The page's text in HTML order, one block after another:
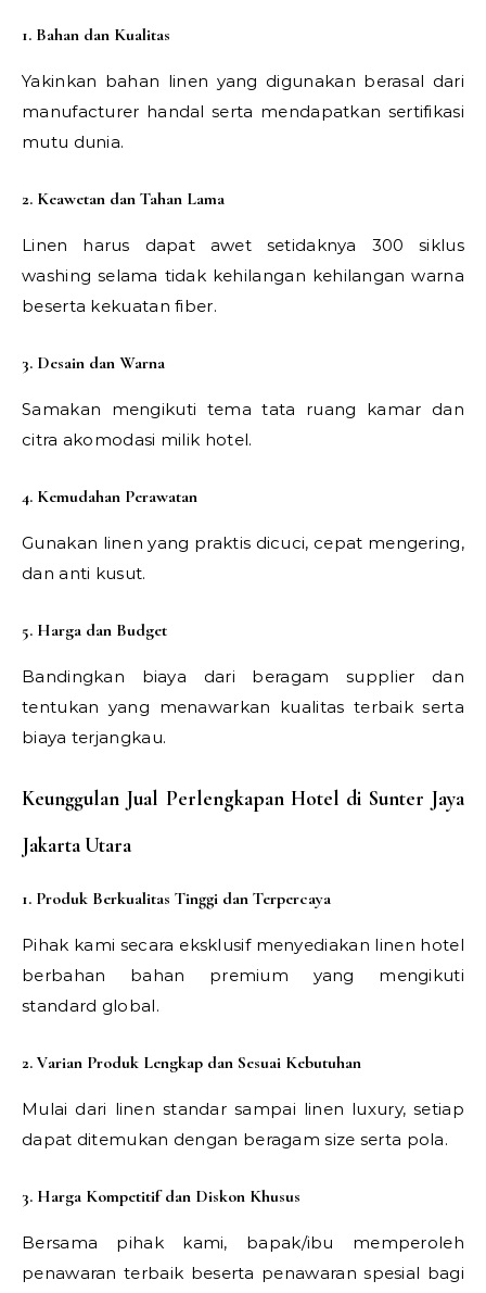
1. Bahan dan Kualitas
Yakinkan bahan linen yang digunakan berasal dari
manufacturer handal serta mendapatkan sertifikasi
mutu dunia.
2. Keawetan dan Tahan Lama
Linen harus dapat awet setidaknya 300 siklus
washing selama tidak kehilangan kehilangan warna
beserta kekuatan fiber.
3. Desain dan Warna
Samakan mengikuti tema tata ruang kamar dan
citra akomodasi milik hotel.
4. Kemudahan Perawatan
Gunakan linen yang praktis dicuci, cepat mengering,
dan anti kusut.
5. Harga dan Budget
Bandingkan biaya dari beragam supplier dan
tentukan yang menawarkan kualitas terbaik serta
biaya terjangkau.
Keunggulan Jual Perlengkapan Hotel di Sunter Jaya
Jakarta Utara
1. Produk Berkualitas Tinggi dan Terpercaya
Pihak kami secara eksklusif menyediakan linen hotel
berbahan bahan premium yang mengikuti
standard global.
2. Varian Produk Lengkap dan Sesuai Kebutuhan
Mulai dari linen standar sampai linen luxury, setiap
dapat ditemukan dengan beragam size serta pola.
3. Harga Kompetitif dan Diskon Khusus
Bersama pihak kami, bapak/ibu memperoleh
penawaran terbaik beserta penawaran spesial bagi